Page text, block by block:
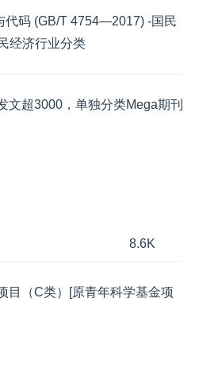
代码 (GB/T 4754—2017) -国民
经济行业分类
文超3000，单独分类Mega期刊
8.6K
目（C类）[原青年科学基金项